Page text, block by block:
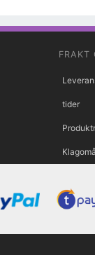
FRAKT
tider